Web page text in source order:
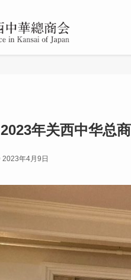
2023年关西中华总
2023年4月9日